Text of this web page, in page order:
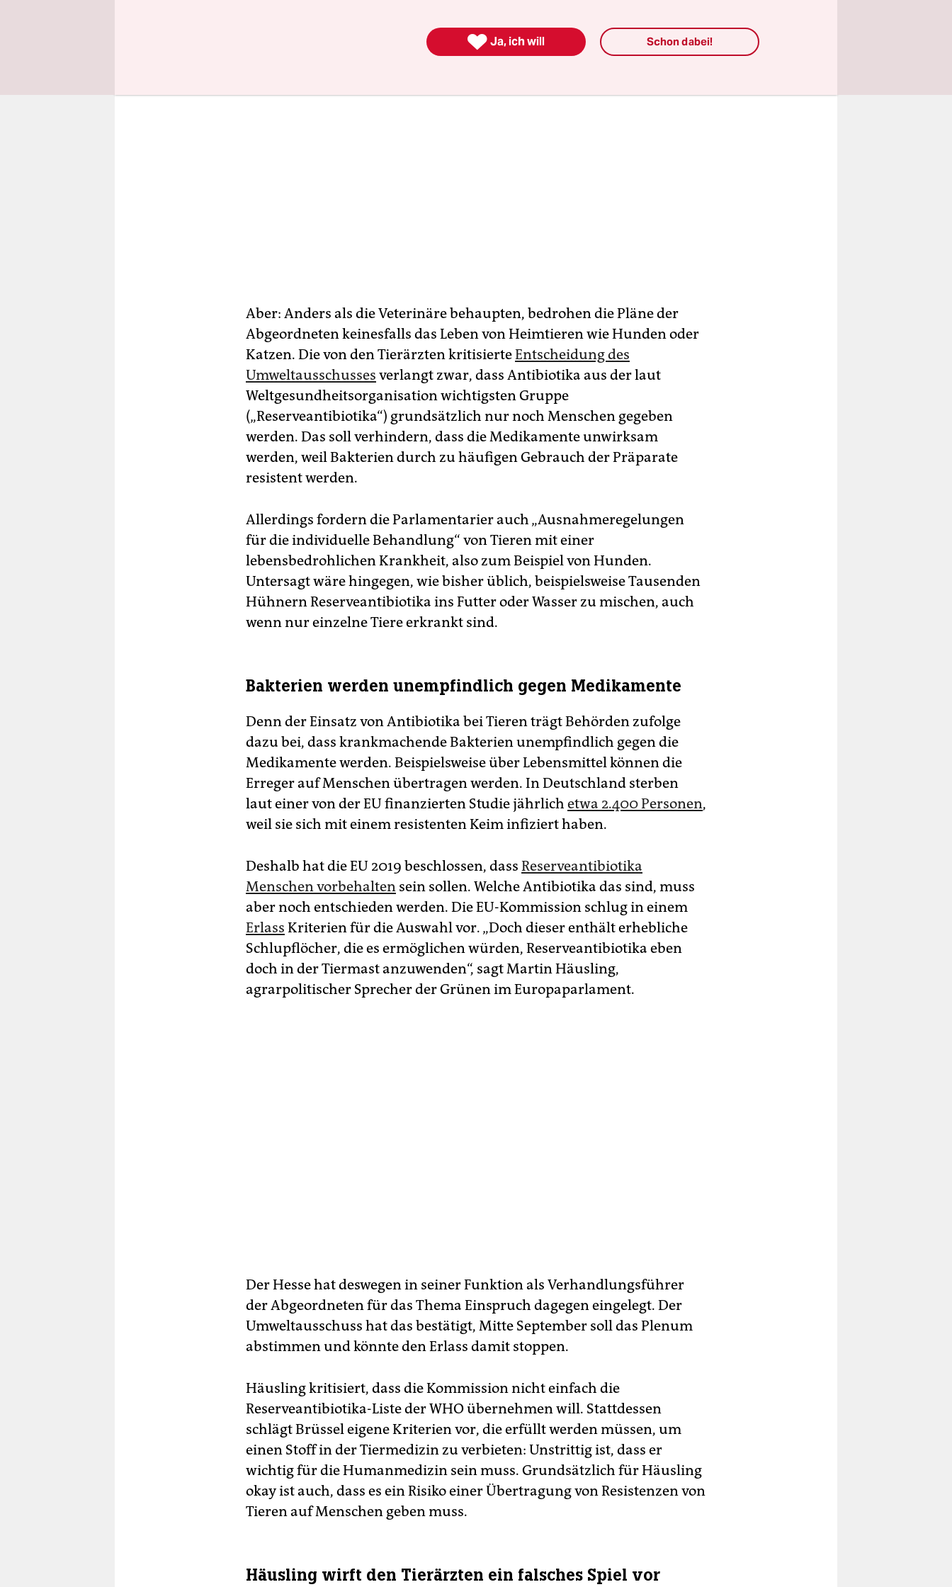
Aber: Anders als die Veterinäre behaupten, bedrohen die Pläne der
Abgeordneten keinesfalls das Leben von Heimtieren wie Hunden oder
Katzen. Die von den Tierärzten kritisierteEntscheidung des
Umweltausschusses verlangt zwar, dass Antibiotika aus der laut
Weltgesundheitsorganisation wichtigsten Gruppe
(„Reserveantibiotika“) grundsätzlich nur noch Menschen gegeben
werden. Das soll verhindern, dass die Medikamente unwirksam
werden, weil Bakterien durch zu häufigen Gebrauch der Präparate
resistent werden.
Allerdings fordern die Parlamentarier auch „Ausnahmeregelungen
für die individuelle Behandlung“ von Tieren mit einer
lebensbedrohlichen Krankheit, also zum Beispiel von Hunden.
Untersagt wäre hingegen, wie bisher üblich, beispielsweise Tausenden
Hühnern Reserveantibiotika ins Futter oder Wasser zu mischen, auch
wenn nur einzelne Tiere erkrankt sind.
Bakterien werden unempfindlich gegen Medikamente
Denn der Einsatz von Antibiotika bei Tieren trägt Behörden zufolge
dazu bei, dass krankmachende Bakterien unempfindlich gegen die
Medikamente werden. Beispielsweise über Lebensmittel können die
Erreger auf Menschen übertragen werden. In Deutschland sterben
laut einer von der EU finanzierten Studie jährlich etwa 2.400 Personen,
weil sie sich mit einem resistenten Keim infiziert haben.
Deshalb hat die EU 2019 beschlossen, dass Reserveantibiotika
Menschen vorbehalten sein sollen. Welche Antibiotika das sind, muss
aber noch entschieden werden. Die EU-Kommission schlug in einem
Erlass Kriterien für die Auswahl vor. „Doch dieser enthält erhebliche
Schlupflöcher, die es ermöglichen würden, Reserveantibiotika eben
doch in der Tiermast anzuwenden“, sagt Martin Häusling,
agrarpolitischer Sprecher der Grünen im Europaparlament.
Der Hesse hat deswegen in seiner Funktion als Verhandlungsführer
der Abgeordneten für das Thema Einspruch dagegen eingelegt. Der
Umweltausschuss hat das bestätigt, Mitte September soll das Plenum
abstimmen und könnte den Erlass damit stoppen.
Häusling kritisiert, dass die Kommission nicht einfach die
Reserveantibiotika-Liste der WHO übernehmen will. Stattdessen
schlägt Brüssel eigene Kriterien vor, die erfüllt werden müssen, um
einen Stoff in der Tiermedizin zu verbieten: Unstrittig ist, dass er
wichtig für die Humanmedizin sein muss. Grundsätzlich für Häusling
okay ist auch, dass es ein Risiko einer Übertragung von Resistenzen von
Tieren auf Menschen geben muss.
Häusling wirft den Tierärzten ein falsches Spiel vor
 Ja, ich will Schon dabei!